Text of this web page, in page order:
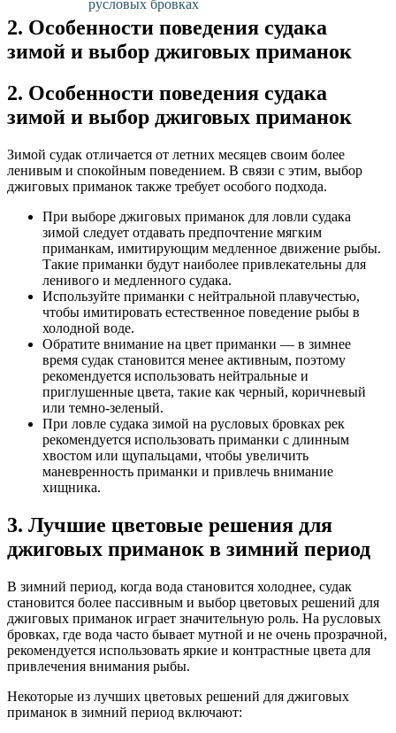
русловых бровках
2. Особенности поведения судака
зимой и выбор джиговых приманок
2. Особенности поведения судака
зимой и выбор джиговых приманок
Зимой судак отличается от летних месяцев своим более
ленивым и спокойным поведением. В связи с этим, выбор
джиговых приманок также требует особого подхода.
При выборе джиговых приманок для ловли судака
зимой следует отдавать предпочтение мягким
приманкам, имитирующим медленное движение рыбы.
Такие приманки будут наиболее привлекательны для
ленивого и медленного судака.
Используйте приманки с нейтральной плавучестью,
чтобы имитировать естественное поведение рыбы в
холодной воде.
Обратите внимание на цвет приманки — в зимнее
время судак становится менее активным, поэтому
рекомендуется использовать нейтральные и
приглушенные цвета, такие как черный, коричневый
или темно-зеленый.
При ловле судака зимой на русловых бровках рек
рекомендуется использовать приманки с длинным
хвостом или щупальцами, чтобы увеличить
маневренность приманки и привлечь внимание
хищника.
3. Лучшие цветовые решения для
джиговых приманок в зимний период
В зимний период, когда вода становится холоднее, судак
становится более пассивным и выбор цветовых решений для
джиговых приманок играет значительную роль. На русловых
бровках, где вода часто бывает мутной и не очень прозрачной,
рекомендуется использовать яркие и контрастные цвета для
привлечения внимания рыбы.
Некоторые из лучших цветовых решений для джиговых
приманок в зимний период включают: